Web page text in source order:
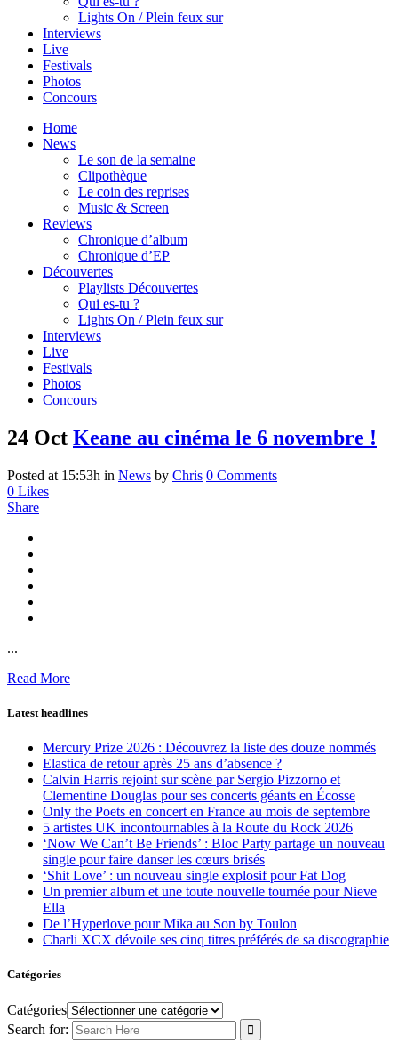
Lights On / Plein feux sur
Interviews
Live
Festivals
Photos
Concours
Home
News
Le son de la semaine
Clipothèque
Le coin des reprises
Music & Screen
Reviews
Chronique d’album
Chronique d’EP
Découvertes
Playlists Découvertes
Qui es-tu ?
Lights On / Plein feux sur
Interviews
Live
Festivals
Photos
Concours
24 Oct Keane au cinéma le 6 novembre !
Posted at 15:53h in News by Chris 0 Comments
0 Likes
Share
...
Read More
Latest headlines
Mercury Prize 2026 : Découvrez la liste des douze nommés
Elastica de retour après 25 ans d’absence ?
Calvin Harris rejoint sur scène par Sergio Pizzorno et
Clementine Douglas pour ses concerts géants en Écosse
Only the Poets en concert en France au mois de septembre
5 artistes UK incontournables à la Route du Rock 2026
‘Now We Can’t Be Friends’ : Bloc Party partage un nouveau
single pour faire danser les cœurs brisés
‘Shit Love’ : un nouveau single explosif pour Fat Dog
Un premier album et une toute nouvelle tournée pour Nieve
Ella
De l’Hyperlove pour Mika au Son by Toulon
Charli XCX dévoile ses cinq titres préférés de sa discographie
Catégories
Catégories
Search for: